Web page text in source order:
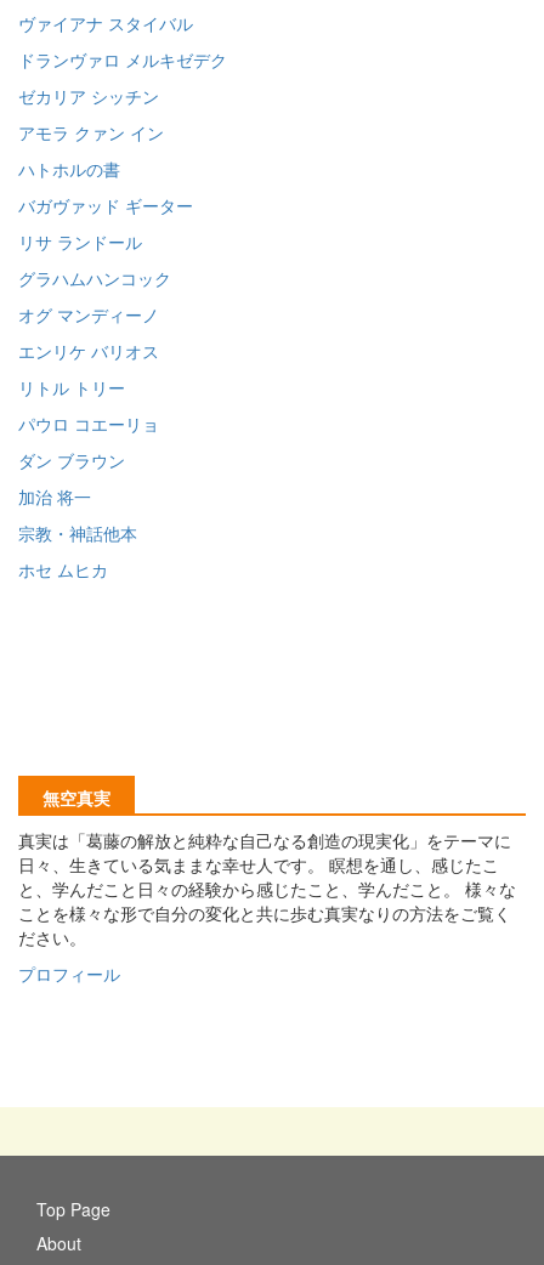
ヴァイアナ スタイバル
ドランヴァロ メルキゼデク
ゼカリア シッチン
アモラ クァン イン
ハトホルの書
バガヴァッド ギーター
リサ ランドール
グラハムハンコック
オグ マンディーノ
エンリケ バリオス
リトル トリー
パウロ コエーリョ
ダン ブラウン
加治 将一
宗教・神話他本
ホセ ムヒカ
無空真実
真実は「葛藤の解放と純粋な自己なる創造の現実化」をテーマに
日々、生きている気ままな幸せ人です。 瞑想を通し、感じたこ
と、学んだこと日々の経験から感じたこと、学んだこと。 様々な
ことを様々な形で自分の変化と共に歩む真実なりの方法をご覧く
ださい。
プロフィール
Top Page
About